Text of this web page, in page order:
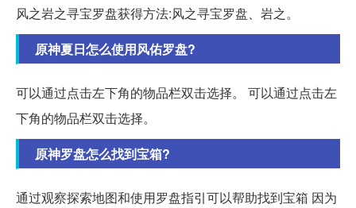
风之岩之寻宝罗盘获得方法:风之寻宝罗盘、岩之。
原神夏日怎么使用风佑罗盘?
可以通过点击左下角的物品栏双击选择。 可以通过点击左
下角的物品栏双击选择。
原神罗盘怎么找到宝箱?
通过观察探索地图和使用罗盘指引可以帮助找到宝箱 因为